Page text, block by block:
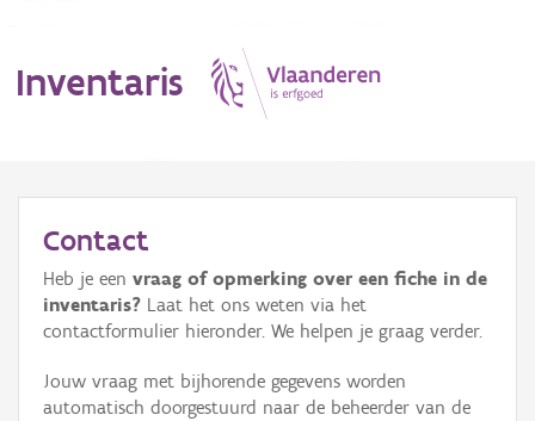
Inventaris
Erfgoedobject
Aanduidingsobject
Waarneming
Contact
Heb je een vraag of opmerking over een fiche in de
inventaris? Laat het ons weten via het
contactformulier hieronder. We helpen je graag verder.
Jouw vraag met bijhorende gegevens worden
automatisch doorgestuurd naar de beheerder van de